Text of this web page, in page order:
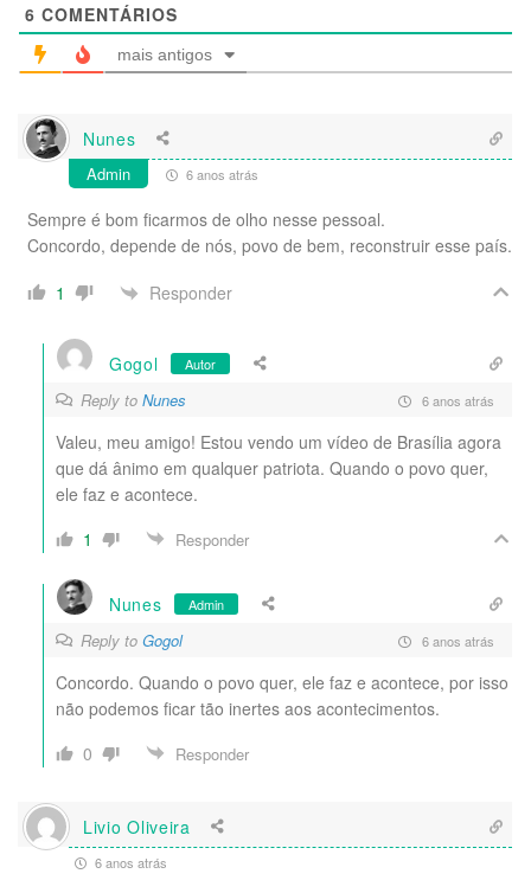
6 COMENTÁRIOS
mais antigos
Nunes
Admin 6 anos atrás
Sempre é bom ficarmos de olho nesse pessoal.
Concordo, depende de nós, povo de bem, reconstruir esse país.
1
Responder
Gogol Autor
Reply to Nunes 6 anos atrás
Valeu, meu amigo! Estou vendo um vídeo de Brasília agora
que dá ânimo em qualquer patriota. Quando o povo quer,
ele faz e acontece.
1
Responder
Nunes Admin
Reply to Gogol 6 anos atrás
Concordo. Quando o povo quer, ele faz e acontece, por isso
não podemos ficar tão inertes aos acontecimentos.
0
Responder
Livio Oliveira
6 anos atrás